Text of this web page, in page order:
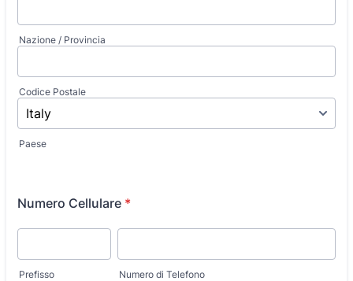
Nazione / Provincia
Codice Postale
Paese
Numero Cellulare *
Prefisso Numero di Telefono